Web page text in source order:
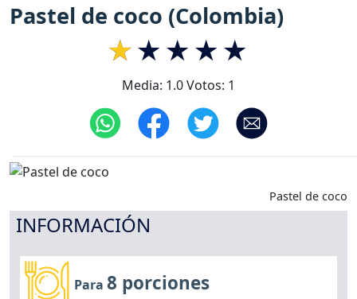
Pastel de coco (Colombia)
Media: 1.0Votos: 1
Pastel de coco
INFORMACIÓN
Para8 porciones